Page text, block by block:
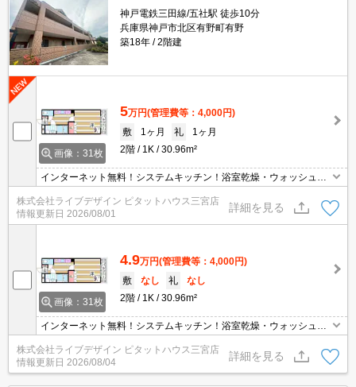
神戸電鉄三田線/五社駅 徒歩10分
兵庫県神戸市北区有野町有野
築18年
2階建
画像：31枚
5万円(管理費等：4,000円)
敷
1ヶ月 礼
1ヶ月
2階
1K 30.96m²
インターネット無料！システムキッチン！浴室乾燥・ウォッシュレ
ット等設備充実！
株式会社ライブデザイン ピタットハウス三宮店
情報更新日 2026/08/01
詳細を見る
画像：31枚
4.9万円(管理費等：4,000円)
敷
なし 礼
なし
2階
1K 30.96m²
インターネット無料！システムキッチン！浴室乾燥・ウォッシュレ
ット等設備充実！
株式会社ライブデザイン ピタットハウス三宮店
情報更新日 2026/08/04
詳細を見る